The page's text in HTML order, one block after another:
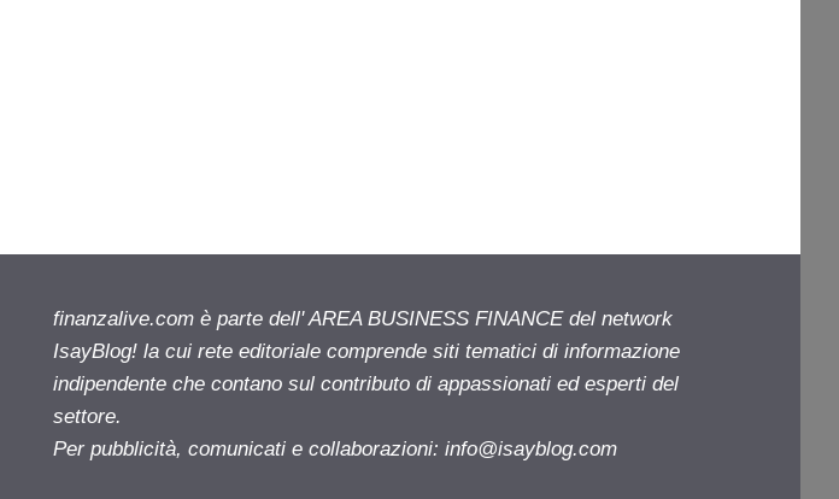
finanzalive.com è parte dell' AREA BUSINESS FINANCE del network
IsayBlog! la cui rete editoriale comprende siti tematici di informazione
indipendente che contano sul contributo di appassionati ed esperti del
settore.
Per pubblicità, comunicati e collaborazioni: info@isayblog.com